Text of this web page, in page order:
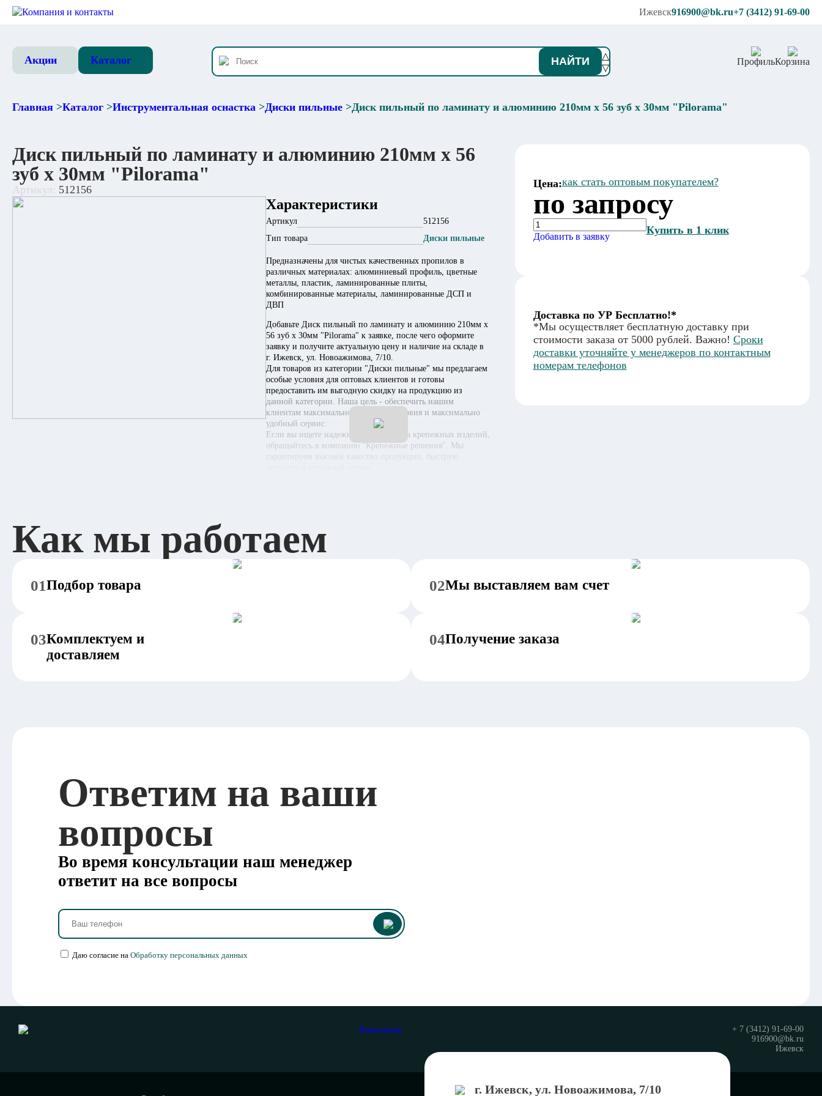
Компания и контакты Ижевск916900@bk.ru+7 (3412) 91-69-00
Акции Каталог НАЙТИ
△
▽
ПрофильКорзина
Главная >Каталог >Инструментальная оснастка >Диски пильные >Диск пильный по ламинату и алюминию 210мм х 56 зуб х 30мм "Pilorama"
Диск пильный по ламинату и алюминию 210мм х 56
зуб х 30мм "Pilorama"
Артикул: 512156
Характеристики
Артикул
512156
Тип товара
Диски пильные
Предназначены для чистых качественных пропилов в
различных материалах: алюминиевый профиль, цветные
металлы, пластик, ламинированные плиты,
комбинированные материалы, ламинированные ДСП и
ДВП
Добавьте Диск пильный по ламинату и алюминию 210мм х
56 зуб х 30мм "Pilorama" к заявке, после чего оформите
заявку и получите актуальную цену и наличие на складе в
г. Ижевск, ул. Новоажимова, 7/10.
Для товаров из категории "Диски пильные" мы предлагаем
особые условия для оптовых клиентов и готовы
предоставить им выгодную скидку на продукцию из
данной категории. Наша цель - обеспечить нашим
клиентам максимально выгодные условия и максимально
удобный сервис.
Если вы ищете надежного поставщика крепежных изделий,
обращайтесь в компанию "Крепежные решения". Мы
гарантируем высокое качество продукции, быструю
Цена:как стать оптовым покупателем?
по запросу
Добавить в заявку
Купить в 1 клик
Доставка по УР Бесплатно!*
*Мы осуществляет бесплатную доставку при
стоимости заказа от 5000 рублей. Важно! Сроки
доставки уточняйте у менеджеров по контактным
номерам телефонов
Как мы работаем
01Подбор товара 02Мы выставляем вам счет
03Комплектуем и
доставляем
04Получение заказа
Ответим на ваши
вопросы
Во время консультации наш менеджер
ответит на все вопросы
Даю согласие на Обработку персональных данных
г. Ижевск, ул. Новоажимова, 7/10
Компания
+ 7 (3412) 91-69-00
916900@bk.ru
Ижевск